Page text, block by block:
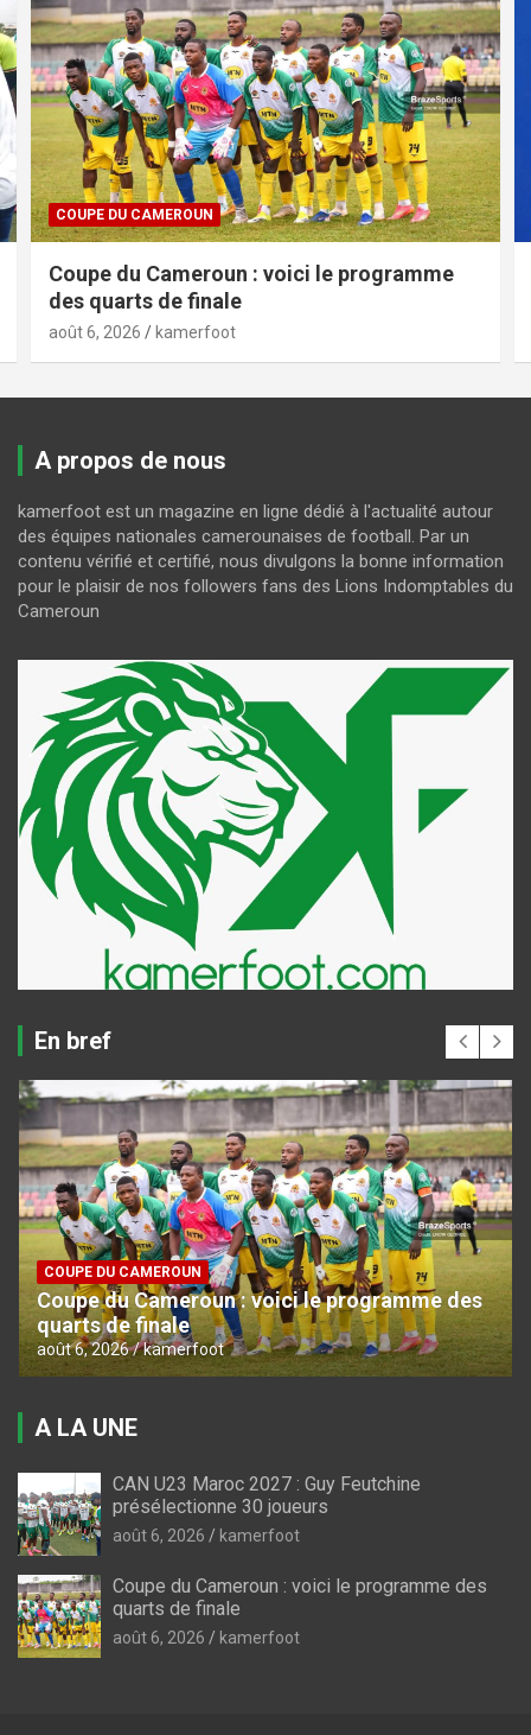
COUPE DU CAMEROUN
Coupe du Cameroun : voici le programme
des quarts de finale
août 6, 2026 kamerfoot
A propos de nous
kamerfoot est un magazine en ligne dédié à l'actualité autour
des équipes nationales camerounaises de football. Par un
contenu vérifié et certifié, nous divulgons la bonne information
pour le plaisir de nos followers fans des Lions Indomptables du
Cameroun
En bref
COUPE DU CAMEROUN
Coupe du Cameroun : voici le programme des
quarts de finale
août 6, 2026 kamerfoot
A LA UNE
CAN U23 Maroc 2027 : Guy Feutchine
présélectionne 30 joueurs
août 6, 2026 kamerfoot
Coupe du Cameroun : voici le programme des
quarts de finale
août 6, 2026 kamerfoot